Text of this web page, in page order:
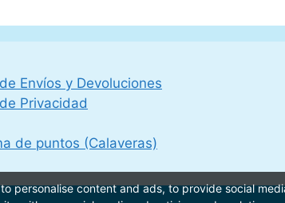
Envíos y Devoluciones
Privacidad
de puntos (Calaveras)
personalise content and ads, to provide social